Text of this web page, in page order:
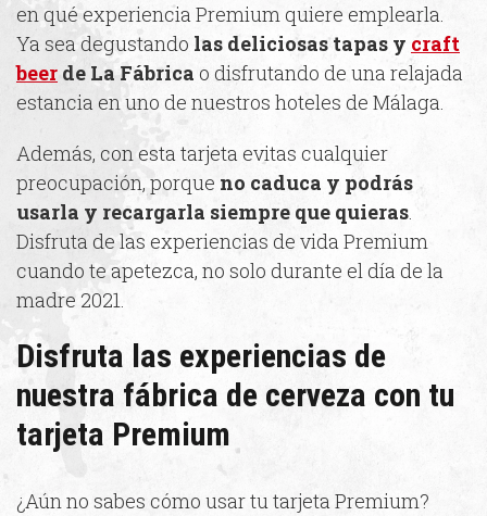
en qué experiencia Premium quiere emplearla.
Ya sea degustando las deliciosas tapas y craft
beer de La Fábrica o disfrutando de una relajada
estancia en uno de nuestros hoteles de Málaga.
Además, con esta tarjeta evitas cualquier
preocupación, porque no caduca y podrás
usarla y recargarla siempre que quieras.
Disfruta de las experiencias de vida Premium
cuando te apetezca, no solo durante el día de la
madre 2021.
Disfruta las experiencias de
nuestra fábrica de cerveza con tu
tarjeta Premium
¿Aún no sabes cómo usar tu tarjeta Premium?